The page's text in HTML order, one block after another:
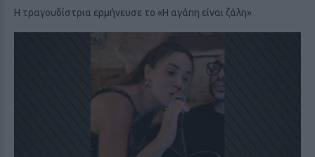
Η τραγουδίστρια ερμήνευσε το «Η αγάπη είναι ζάλη»